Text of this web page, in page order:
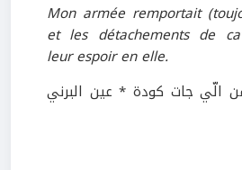
Mon armée remportait
et les détachements de
leur espoir en elle.
الّي جات كودة * عين البرني